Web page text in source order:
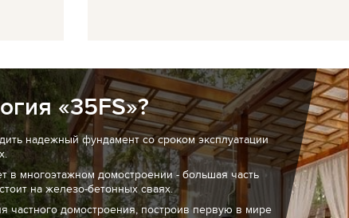
«35FS»?
надежный фундамент со сроком эксплуатации
в многоэтажном домостроении - большая часть
на железо-бетонных сваях.
частного домостроения, построив первую в мире